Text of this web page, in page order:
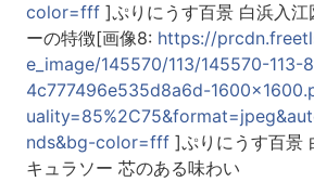
color=fff]ぷりにうす百景 白浜入江
ーの特徴[画像8: https://
e_image/145570/113/145570-
4c777496e535d8a6d-
nds&bg-color=fff]ぷりにうす百景
キュラソー 芯のある味わい